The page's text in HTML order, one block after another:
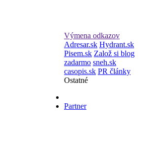
Výmena odkazov
Adresar.sk Hydrant.sk
Pisem.sk Založ si blog
zadarmo sneh.sk
casopis.sk PR články
Ostatné
Partner